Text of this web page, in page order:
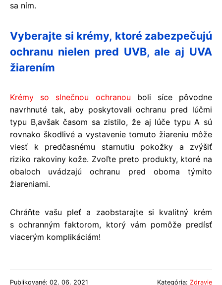
sa ním.
Vyberajte si krémy, ktoré zabezpečujú
ochranu nielen pred UVB, ale aj UVA
žiarením
Krémy so slnečnou ochranou boli síce pôvodne
navrhnuté tak, aby poskytovali ochranu pred lúčmi
typu B,avšak časom sa zistilo, že aj lúče typu A sú
rovnako škodlivé a vystavenie tomuto žiareniu môže
viesť k predčasnému starnutiu pokožky a zvýšiť
riziko rakoviny kože. Zvoľte preto produkty, ktoré na
obaloch uvádzajú ochranu pred oboma týmito
žiareniami.
Chráňte vašu pleť a zaobstarajte si kvalitný krém
s ochranným faktorom, ktorý vám pomôže predísť
viacerým komplikáciám!
Publikované: 02. 06. 2021 Kategória: Zdravie